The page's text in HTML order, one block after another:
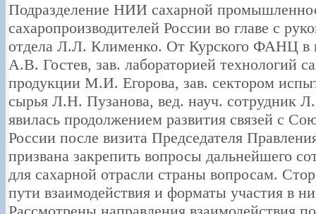
Подразделение НИИ сахарной
сахаропроизводителей России во главе с
отдела Л.Л. Клименко. От Курского ФАНЦ в
А.В. Гостев, зав. лабораторией технологий
продукции М.И. Егорова, зав. сектором
сырья Л.Н. Пузанова, вед. науч. сотрудник
явилась продолжением развития связей с
России после визита Председателя
призвана закрепить вопросы дальнейшего
для сахарной отрасли страны вопросам.
пути взаимодействия и форматы участия в